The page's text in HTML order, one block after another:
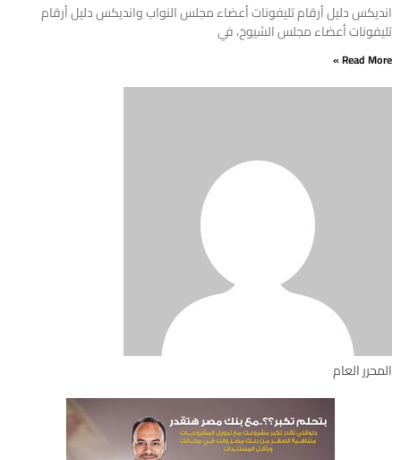
انديكس دليل أرقام تليفونات أعضاء مجلس النواب وانديكس دليل أرقام
تليفونات أعضاء مجلس الشيوخ، في
Read More »
المحرر العام